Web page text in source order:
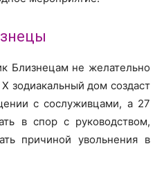
Близнецам не желательно
зодиакальный дом создаст
с сослуживцами, а 27
в спор с руководством,
причиной увольнения в